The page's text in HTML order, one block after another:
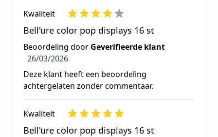
Kwaliteit
Bell'ure color pop displays 16 st
Beoordeling door Geverifieerde klant
26 maart 2026
26/03/2026
Deze klant heeft een beoordeling
achtergelaten zonder commentaar.
Kwaliteit
Bell'ure color pop displays 16 st